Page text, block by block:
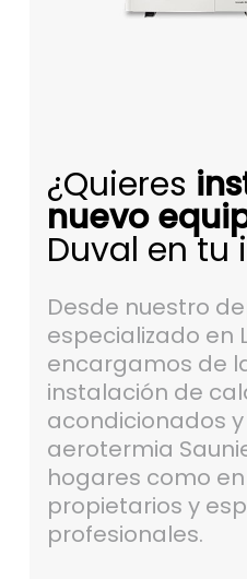
¿Quieres
nuevo
Duval en tu
Desde nuestro
especializado en
encargamos de
instalación de
acondicionados
aerotermia
hogares como
propietarios y
profesionales.